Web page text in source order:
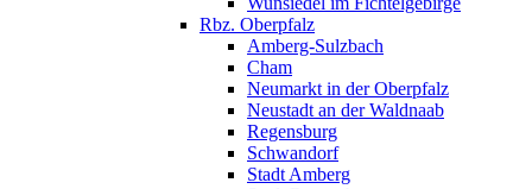
Rbz. Oberpfalz
Amberg-Sulzbach
Cham
Neumarkt in der Oberpfalz
Neustadt an der Waldnaab
Regensburg
Schwandorf
Stadt Amberg